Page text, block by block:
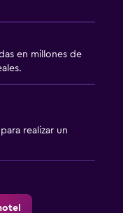
en millones de
para realizar un